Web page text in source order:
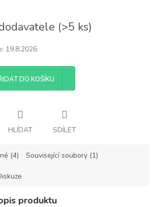
(>5 ks)
19.8.2026
DO KOŠÍKU
HLÍDAT SDÍLET
(4) Související soubory (1)
produktu